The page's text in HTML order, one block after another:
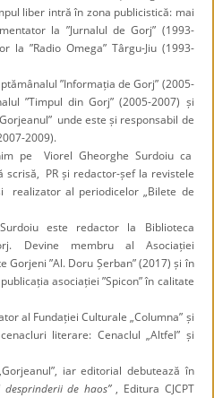
liber intră în zona publicistică: mai
la ”Jurnalul de Gorj” (1993-
”Radio Omega” Târgu-Jiu (1993-
”Informația de Gorj” (2005-
”Timpul din Gorj” (2005-2007) și
unde este și responsabil de
2009).
pe Viorel Gheorghe Surdoiu ca
scrisă, PR și redactor-șef la revistele
realizator al periodicelor „Bilete de
este redactor la Biblioteca
Devine membru al Asociației
”Al. Doru Șerban” (2017) și în
asociației ”Spicon” în calitate
al Fundației Culturale „Columna” și
literare: Cenaclul „Altfel” și
iar editorial debutează în
desprinderii de haos” , Editura CJCPT